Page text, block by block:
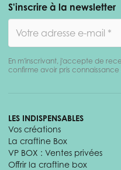
S'inscrire à la newsletter
En m'inscrivant, j'accepte de
confirme avoir pris
LES INDISPENSABLES
Vos créations
La craftine Box
VP BOX : Ventes privées
Offrir la craftine box